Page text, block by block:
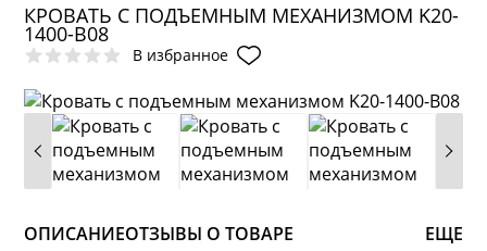
КРОВАТЬ С ПОДЪЕМНЫМ МЕХАНИЗМОМ K20-
1400-B08
В избранное
ОПИСАНИЕОТЗЫВЫ О ТОВАРЕ ЕЩЕ
* обязательное поле